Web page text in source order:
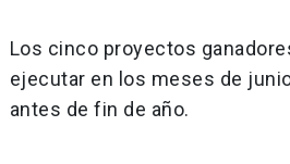
Los cinco proyectos
ejecutar en los meses de
antes de fin de año.